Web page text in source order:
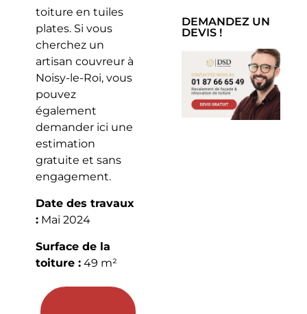
toiture en tuiles
plates. Si vous
cherchez un
artisan couvreur à
Noisy-le-Roi, vous
pouvez
également
demander ici une
estimation
gratuite et sans
engagement.
Date des travaux
:Mai 2024
Surface de la
toiture :49 m²
DEMANDEZ UN
DEVIS !